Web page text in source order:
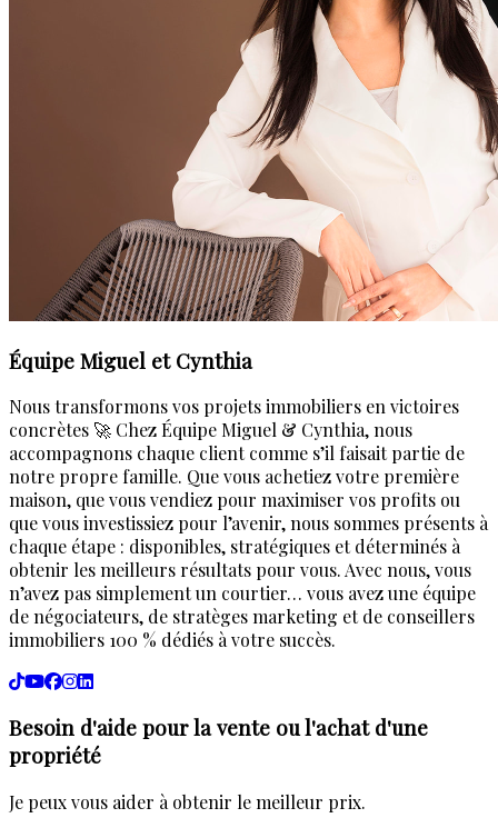
Équipe Miguel et Cynthia
Nous transformons vos projets immobiliers en victoires
concrètes 🚀 Chez Équipe Miguel & Cynthia, nous
accompagnons chaque client comme s’il faisait partie de
notre propre famille. Que vous achetiez votre première
maison, que vous vendiez pour maximiser vos profits ou
que vous investissiez pour l’avenir, nous sommes présents à
chaque étape : disponibles, stratégiques et déterminés à
obtenir les meilleurs résultats pour vous. Avec nous, vous
n’avez pas simplement un courtier… vous avez une équipe
de négociateurs, de stratèges marketing et de conseillers
immobiliers 100 % dédiés à votre succès.
Besoin d'aide pour la vente ou l'achat d'une
propriété
Je peux vous aider à obtenir le meilleur prix.